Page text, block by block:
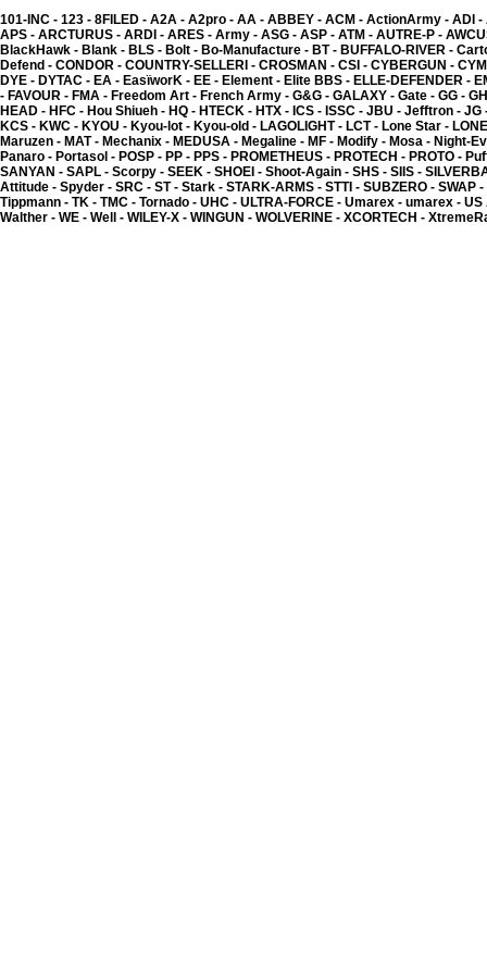
Kyou - KPB plastic
4.00 �
101-INC - 123 - 8FILED - A2A - A2pro - AA - ABBEY - ACM - ActionArmy - ADI -
APS - ARCTURUS - ARDI - ARES - Army - ASG - ASP - ATM - AUTRE-P -
BlackHawk - Blank - BLS - Bolt - Bo-Manufacture - BT - BUFFALO-RIVER -
Defend - CONDOR - COUNTRY-SELLERI - CROSMAN - CSI - CYBERGUN -
DYE - DYTAC - EA - EasïworK - EE - Element - Elite BBS - ELLE-DEFENDER -
- FAVOUR - FMA - Freedom Art - French Army - G&G - GALAXY - Gate - GG -
HEAD - HFC - Hou Shiueh - HQ - HTECK - HTX - ICS - ISSC - JBU - Jefftron - JG
KCS - KWC - KYOU - Kyou-lot - Kyou-old - LAGOLIGHT - LCT - Lone Star -
Maruzen - MAT - Mechanix - MEDUSA - Megaline - MF - Modify - Mosa - Night-
Panaro - Portasol - POSP - PP - PPS - PROMETHEUS - PROTECH - PROTO -
SANYAN - SAPL - Scorpy - SEEK - SHOEI - Shoot-Again - SHS - SIIS -
Attitude - Spyder - SRC - ST - Stark - STARK-ARMS - STTI - SUBZERO - SWAP -
Tippmann - TK - TMC - Tornado - UHC - ULTRA-FORCE - Umarex - umarex - US
Walther - WE - Well - WILEY-X - WINGUN - WOLVERINE - XCORTECH -